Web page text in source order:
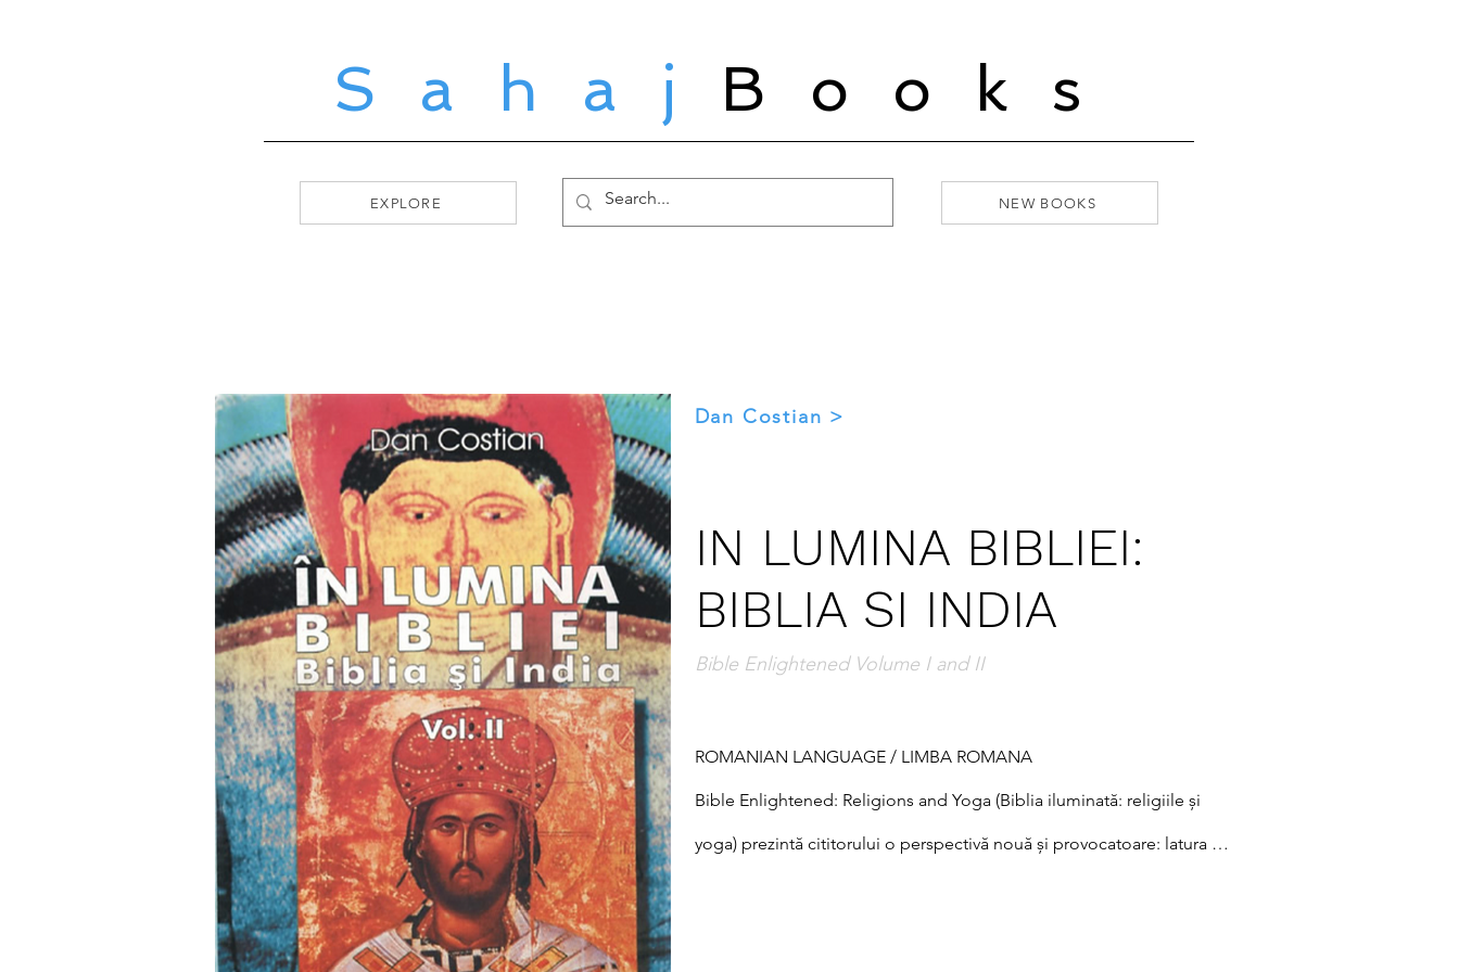
Sahaj Books
EXPLORE NEW BOOKS
Dan Costian >
IN LUMINA BIBLIEI:
BIBLIA SI INDIA
Bible Enlightened Volume I and II
ROMANIAN LANGUAGE / LIMBA ROMANA
Bible Enlightened: Religions and Yoga (Biblia iluminată: religiile și
yoga) prezintă cititorului o perspectivă nouă și provocatoare: latura